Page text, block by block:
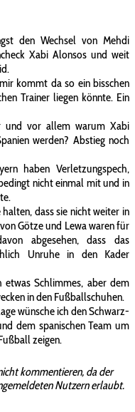
den Wechsel von Mehdi
Xabi Alonsos und weit
kommt da so ein bisschen
Trainer liegen könnte. Ein
und vor allem warum Xabi
werden? Abstieg noch
haben Verletzungspech,
nicht einmal mit und in
dass sie nicht weiter in
Götze und Lewa waren für
abgesehen, dass das
Unruhe in den Kader
Schlimmes, aber dem
in den Fußballschuhen.
wünsche ich den Schwarz-
dem spanischen Team um
zeigen.
kommentieren, da der
Nutzern erlaubt.